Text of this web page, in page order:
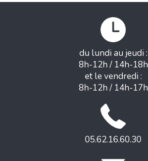
du lundi au jeudi :
8h-12h / 14h-18h
et le vendredi :
8h-12h / 14h-17h
05.62.16.60.30